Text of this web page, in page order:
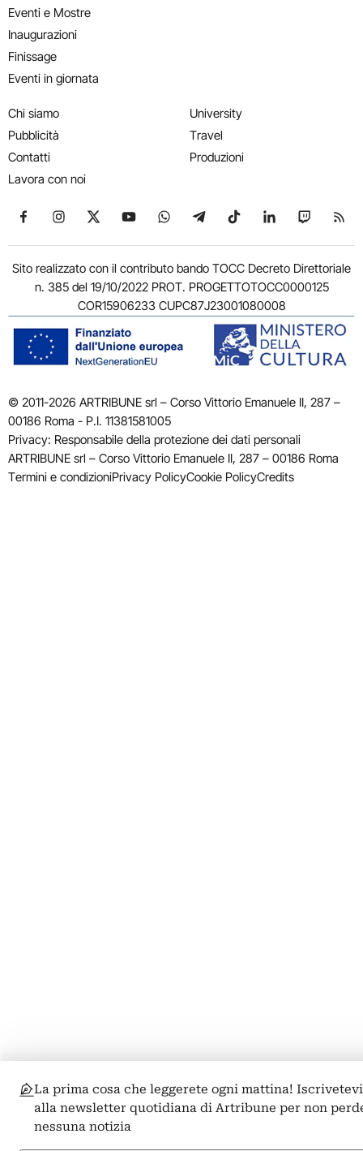
Eventi e Mostre
Inaugurazioni
Finissage
Eventi in giornata
Chi siamo
Pubblicità
Contatti
Lavora con noi
University
Travel
Produzioni
Seguici su Facebook
Seguici su Instagram
Seguici su X
Seguici su YouTube
Seguici su WhatsApp
Seguici su Telegram
Seguici su TikTok
Seguici su
Seguici
Sito realizzato con il contributo bando TOCC Decreto Direttoriale
n. 385 del 19/10/2022 PROT. PROGETTOTOCC0000125
COR15906233 CUPC87J23001080008
© 2011-2026 ARTRIBUNE srl – Corso Vittorio Emanuele II, 287 –
00186 Roma - P.I. 11381581005
Privacy: Responsabile della protezione dei dati personali
ARTRIBUNE srl – Corso Vittorio Emanuele II, 287 – 00186 Roma
Termini e condizioniPrivacy PolicyCookie PolicyCredits
La prima cosa che leggerete ogni mattina! Iscrivetevi
alla newsletter quotidiana di Artribune per non
nessuna notizia